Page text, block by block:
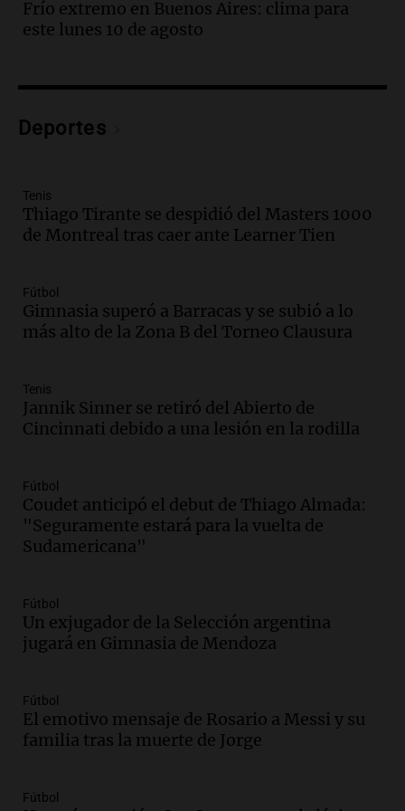
con fractura de tobillo en refugio Doña
Rosa
Episodios
investigación internacional sobre asma
Audio.Suspenden descuento en SUBE y
aumentan tarifas del SUBTE en Buenos
Episodios
Audio.Kicillof critica la desregulación
Episodios
Audio. La UNT evalúa apelación ante la
Pagani como rector
Panorama Federal
Audio.El cardenal Ángel Rossi advirtió
Santa Misa
Episodios
Audio.La Bulaya se prepara para el cierre
participación de miles de visitantes
Panorama Federal
Episodios
fenómeno del Niño
Frío extremo en Buenos Aires: clima para
este lunes 10 de agosto
Deportes
Tenis
Thiago Tirante se despidió del Masters 1000
de Montreal tras caer ante Learner Tien
Fútbol
Gimnasia superó a Barracas y se subió a lo
más alto de la Zona B del Torneo Clausura
Tenis
Jannik Sinner se retiró del Abierto de
Cincinnati debido a una lesión en la rodilla
Fútbol
Coudet anticipó el debut de Thiago Almada:
"Seguramente estará para la vuelta de
Sudamericana"
Fútbol
Un exjugador de la Selección argentina
jugará en Gimnasia de Mendoza
Fútbol
El emotivo mensaje de Rosario a Messi y su
familia tras la muerte de Jorge
Fútbol